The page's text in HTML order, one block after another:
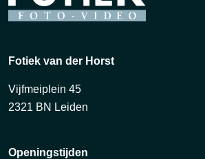
Fotiek van der Horst
Vijfmeiplein 45
2321 BN Leiden
Openingstijden